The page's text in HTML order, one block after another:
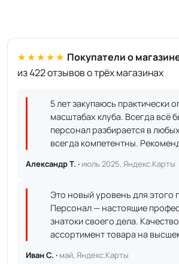
★★★★★ Покупатели о
из 422 отзывов о трёх магазинах
5 лет закупаюсь практически
масштабах клуба. Всегда всё
персонал разбирается в
всегда компетентны.
Александр Т. · июль 2025, Яндекс.Карты
Это новый уровень для этого
Персонал — настоящие
знатоки своего дела.
ассортимент товара на
Иван С. · май, Яндекс.Карты